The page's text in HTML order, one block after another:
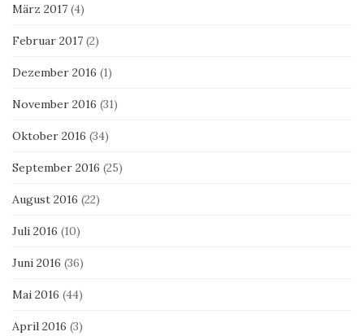
März 2017 (4)
Februar 2017 (2)
Dezember 2016 (1)
November 2016 (31)
Oktober 2016 (34)
September 2016 (25)
August 2016 (22)
Juli 2016 (10)
Juni 2016 (36)
Mai 2016 (44)
April 2016 (3)